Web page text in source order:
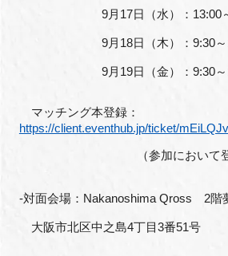
閉じる
9月 17日（水）： 13:00
9月 18日（木）： 9:30～
9月 19日（金）： 9:30～
マッチング本登録：
https://client.eventhub.jp/ticket/
（参加において
‐対面会場： Nakanoshima Qross 2
大阪市北区中之島4丁目3番51号